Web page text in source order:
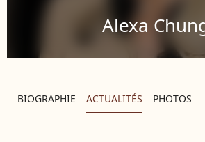
Alexa
BIOGRAPHIE ACTUALITÉS PHOTOS